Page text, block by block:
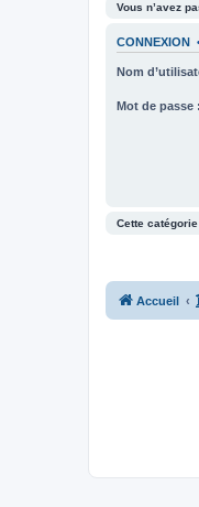
Vous n’avez
CONNEXION
Nom
Mot de passe :
Cette catégorie
Accueil